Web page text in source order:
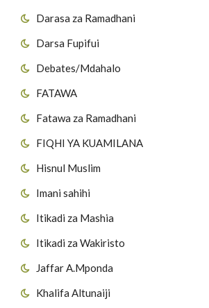
Darasa za Ramadhani
Darsa Fupifui
Debates/Mdahalo
FATAWA
Fatawa za Ramadhani
FIQHI YA KUAMILANA
Hisnul Muslim
Imani sahihi
Itikadi za Mashia
Itikadi za Wakiristo
Jaffar A.Mponda
Khalifa Altunaiji